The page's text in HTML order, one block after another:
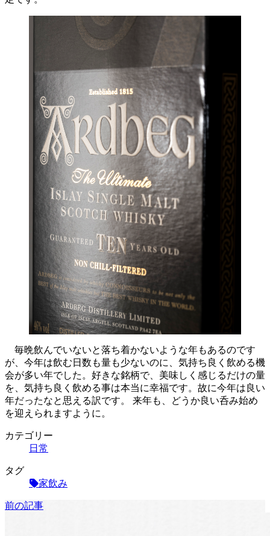
毎晩飲んでいないと落ち着かないような年もあるのです
が、今年は飲む日数も量も少ないのに、気持ち良く飲める機
会が多い年でした。好きな銘柄で、美味しく感じるだけの量
を、気持ち良く飲める事は本当に幸福です。故に今年は良い
年だったなと思える訳です。 来年も、どうか良い呑み始め
を迎えられますように。
カテゴリー
日常
タグ
家飲み
前の記事